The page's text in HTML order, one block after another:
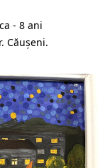
- 8 ani
Căușeni.